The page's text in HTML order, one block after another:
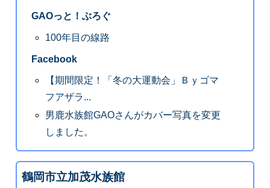
GAOっと！ぶろぐ
100年目の線路
Facebook
【期間限定！「冬の大運動会」Ｂｙゴマ
フアザラ...
男鹿水族館GAOさんがカバー写真を変更
しました。
鶴岡市立加茂水族館